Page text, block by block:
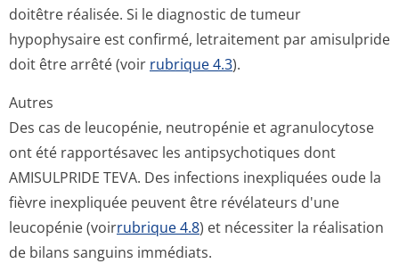
doitêtre réalisée. Si le diagnostic de tumeur
hypophysaire est confirmé, letraitement par amisulpride
doit être arrêté (voir rubrique 4.3).
Autres
Des cas de leucopénie, neutropénie et agranulocytose
ont été rapportésavec les antipsychotiques dont
AMISULPRIDE TEVA. Des infections inexpliquées oude la
fièvre inexpliquée peuvent être révélateurs d'une
leucopénie (voirrubrique 4.8) et nécessiter la réalisation
de bilans sanguins immédiats.